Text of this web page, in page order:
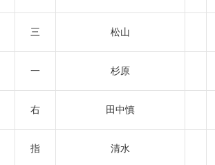
三 松山
一 杉原
右 田中慎
指 清水